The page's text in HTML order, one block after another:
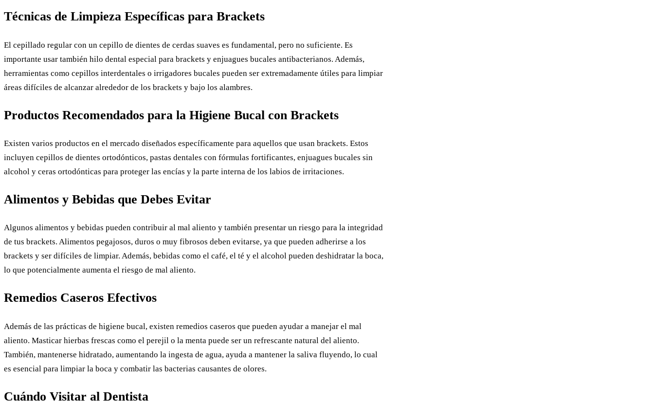
Técnicas de Limpieza Específicas para Brackets
El cepillado regular con un cepillo de dientes de cerdas suaves es fundamental, pero no suficiente. Es
importante usar también hilo dental especial para brackets y enjuagues bucales antibacterianos. Además,
herramientas como cepillos interdentales o irrigadores bucales pueden ser extremadamente útiles para limpiar
áreas difíciles de alcanzar alrededor de los brackets y bajo los alambres.
Productos Recomendados para la Higiene Bucal con Brackets
Existen varios productos en el mercado diseñados específicamente para aquellos que usan brackets. Estos
incluyen cepillos de dientes ortodónticos, pastas dentales con fórmulas fortificantes, enjuagues bucales sin
alcohol y ceras ortodónticas para proteger las encías y la parte interna de los labios de irritaciones.
Alimentos y Bebidas que Debes Evitar
Algunos alimentos y bebidas pueden contribuir al mal aliento y también presentar un riesgo para la integridad
de tus brackets. Alimentos pegajosos, duros o muy fibrosos deben evitarse, ya que pueden adherirse a los
brackets y ser difíciles de limpiar. Además, bebidas como el café, el té y el alcohol pueden deshidratar la boca,
lo que potencialmente aumenta el riesgo de mal aliento.
Remedios Caseros Efectivos
Además de las prácticas de higiene bucal, existen remedios caseros que pueden ayudar a manejar el mal
aliento. Masticar hierbas frescas como el perejil o la menta puede ser un refrescante natural del aliento.
También, mantenerse hidratado, aumentando la ingesta de agua, ayuda a mantener la saliva fluyendo, lo cual
es esencial para limpiar la boca y combatir las bacterias causantes de olores.
Cuándo Visitar al Dentista